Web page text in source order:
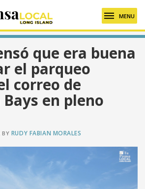
MENU
que era buena
el parqueo
correo de
en pleno
BY RUDY FABIAN MORALES